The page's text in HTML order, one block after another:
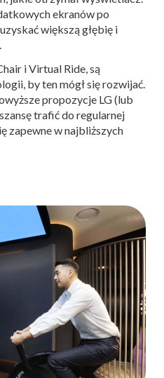
ekranów po
większą głębię i
i Virtual Ride, są
by ten mógł się rozwijać.
propozycje LG (lub
trafić do regularnej
zapewne w najbliższych